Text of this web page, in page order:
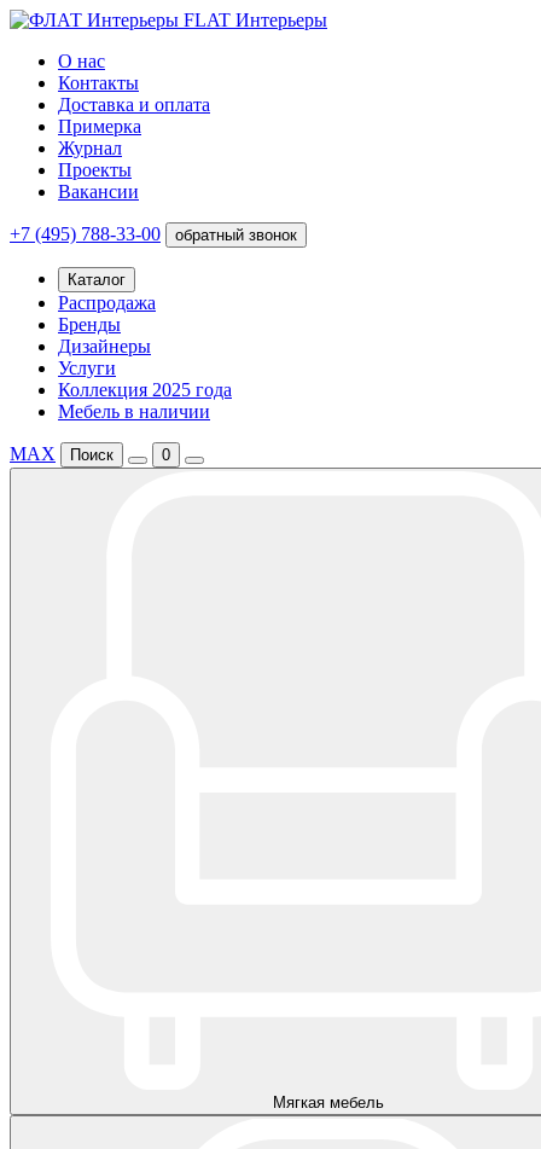
FLAT Интерьеры
О нас
Контакты
Доставка и оплата
Примерка
Журнал
Проекты
Вакансии
+7 (495) 788-33-00 обратный звонок
Каталог
Распродажа
Бренды
Дизайнеры
Услуги
Коллекция 2025 года
Мебель в наличии
MAX Поиск 0
Мягкая мебель